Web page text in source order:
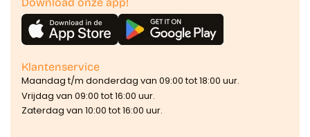
Klantenservice
Maandag t/m donderdag van 09:00 tot 18:00 uur.
Vrijdag van 09:00 tot 16:00 uur.
Zaterdag van 10:00 tot 16:00 uur.